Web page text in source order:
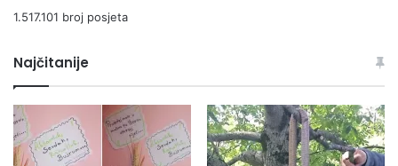
1.517.101 broj posjeta
Najčitanije